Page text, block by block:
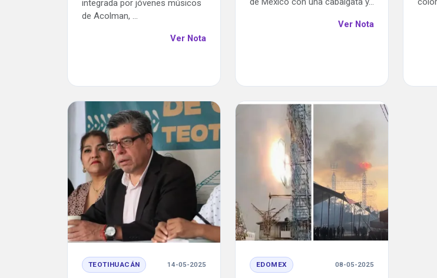
integrada por jóvenes músicos
de Acolman, ...
Ver Nota
Ver Nota
TEOTIHUACÁN 14-05-2025 EDOMEX 08-05-2025